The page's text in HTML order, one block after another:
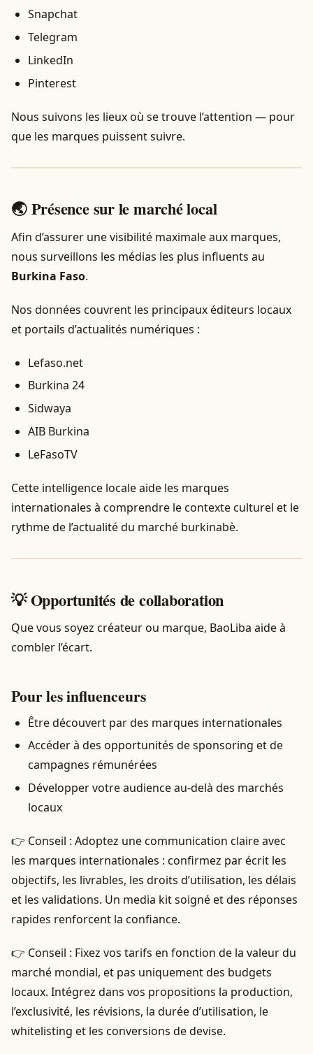
Snapchat
Telegram
LinkedIn
Pinterest
Nous suivons les lieux où se trouve l’attention — pour
que les marques puissent suivre.
🌏 Présence sur le marché local
Afin d’assurer une visibilité maximale aux marques,
nous surveillons les médias les plus influents au
Burkina Faso.
Nos données couvrent les principaux éditeurs locaux
et portails d’actualités numériques :
Lefaso.net
Burkina 24
Sidwaya
AIB Burkina
LeFasoTV
Cette intelligence locale aide les marques
internationales à comprendre le contexte culturel et le
rythme de l’actualité du marché burkinabè.
💡 Opportunités de collaboration
Que vous soyez créateur ou marque, BaoLiba aide à
combler l’écart.
Pour les influenceurs
Être découvert par des marques internationales
Accéder à des opportunités de sponsoring et de
campagnes rémunérées
Développer votre audience au-delà des marchés
locaux
👉 Conseil : Adoptez une communication claire avec
les marques internationales : confirmez par écrit les
objectifs, les livrables, les droits d’utilisation, les délais
et les validations. Un media kit soigné et des réponses
rapides renforcent la confiance.
👉 Conseil : Fixez vos tarifs en fonction de la valeur du
marché mondial, et pas uniquement des budgets
locaux. Intégrez dans vos propositions la production,
l’exclusivité, les révisions, la durée d’utilisation, le
whitelisting et les conversions de devise.